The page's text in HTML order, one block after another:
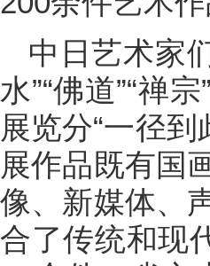
中日艺术家
水”“佛道”“禅
展览分“一径到
展作品既有国
像、新媒体、
合了传统和现